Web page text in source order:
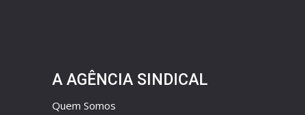
A AGÊNCIA SINDICAL
Quem Somos